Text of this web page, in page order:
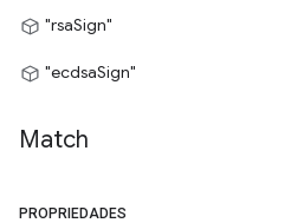
"rsaSign"
"ecdsaSign"
Match
PROPRIEDADES